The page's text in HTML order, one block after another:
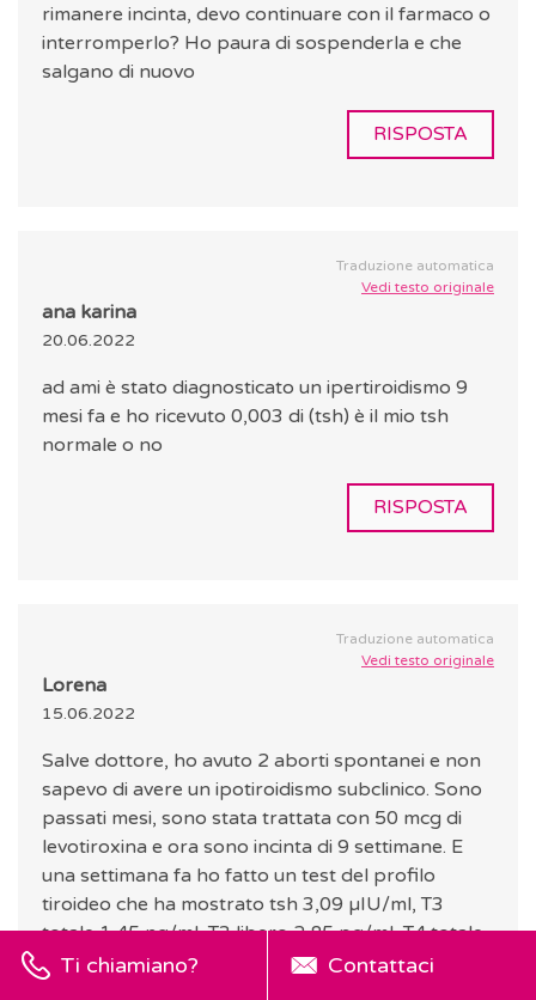
rimanere incinta, devo continuare con il farmaco o
interromperlo? Ho paura di sospenderla e che
salgano di nuovo
RISPOSTA
Traduzione automatica
Vedi testo originale
ana karina
20.06.2022
ad ami è stato diagnosticato un ipertiroidismo 9
mesi fa e ho ricevuto 0,003 di (tsh) è il mio tsh
normale o no
RISPOSTA
Traduzione automatica
Vedi testo originale
Lorena
15.06.2022
Salve dottore, ho avuto 2 aborti spontanei e non
sapevo di avere un ipotiroidismo subclinico. Sono
passati mesi, sono stata trattata con 50 mcg di
levotiroxina e ora sono incinta di 9 settimane. E
una settimana fa ho fatto un test del profilo
tiroideo che ha mostrato tsh 3,09 µIU/ml, T3
totale 1,45 ng/ml, T3 libero 2,85 pg/ml, T4 totale
11,11 ug/dl e T4 libero 1,45 ng/dl. Attualmente
Ti chiamiano? Contattaci